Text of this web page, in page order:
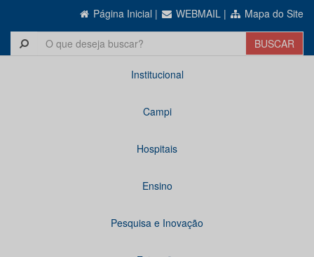
Página Inicial | WEBMAIL | Mapa do Site
Institucional
Campi
Hospitais
Ensino
Pesquisa e Inovação